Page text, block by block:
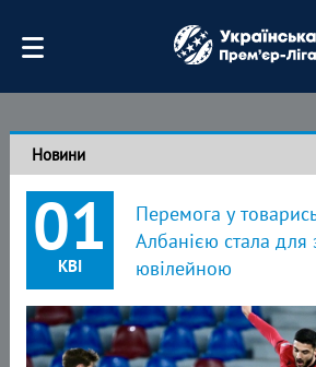
Новини
01
КВІ
Перемога у
Албанією стала для
ювілейною